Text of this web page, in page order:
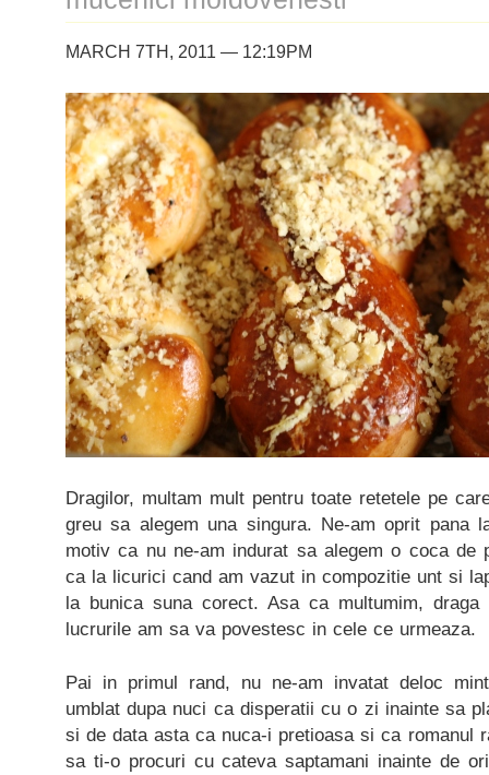
MARCH 7TH, 2011 — 12:19PM
Dragilor, multam mult pentru toate retetele pe
greu sa alegem una singura. Ne-am oprit pana
motiv ca nu ne-am indurat sa alegem o coca
ca la licurici cand am vazut in compozitie unt si
la bunica suna corect. Asa ca multumim, draga
lucrurile am sa va povestesc in cele ce urmeaza.
Pai in primul rand, nu ne-am invatat deloc
umblat dupa nuci ca disperatii cu o zi inainte sa
si de data asta ca nuca-i pretioasa si ca romanul
sa ti-o procuri cu cateva saptamani inainte de